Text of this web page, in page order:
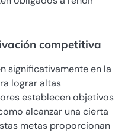
competitiva
significativamente en la
lograr altas
establecen objetivos
alcanzar una cierta
metas proporcionan